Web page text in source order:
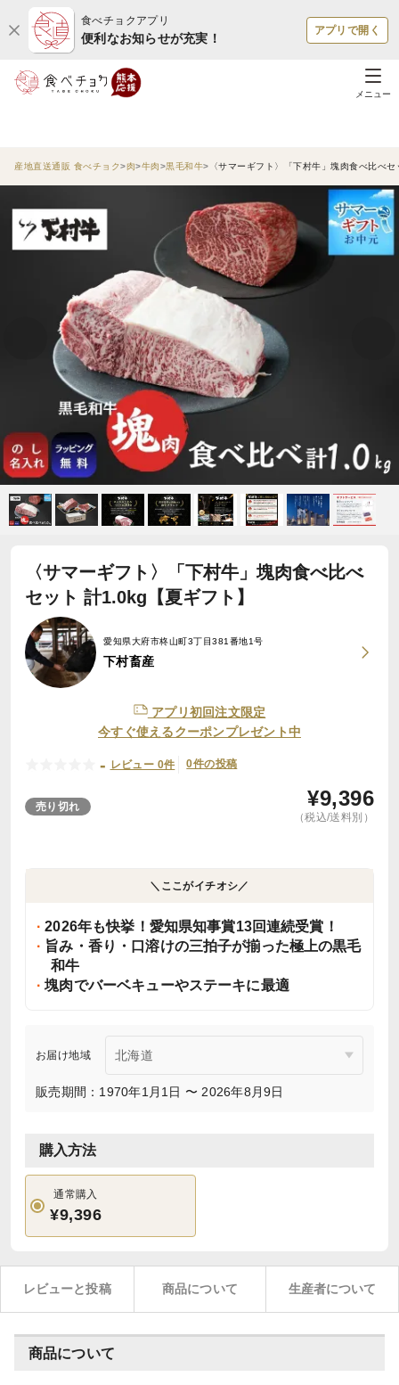
食べチョクアプリ
便利なお知らせが充実！
アプリで開く
メニュー
産地直送通販 食べチョク 肉 牛肉 黒毛和牛 〈サマーギフト〉「下村牛」塊肉食べ比べ
〈サマーギフト〉「下村牛」塊肉食べ比べ
セット 計1.0kg【夏ギフト】
愛知県大府市柊山町3丁目381番地1号
下村畜産
アプリ初回注文限定
今すぐ使えるクーポンプレゼント中
- レビュー 0件 0件の投稿
売り切れ ¥9,396
（税込/送料別）
＼ここがイチオシ／
2026年も快挙！愛知県知事賞13回連続受賞！
旨み・香り・口溶けの三拍子が揃った極上の黒毛
和牛
塊肉でバーベキューやステーキに最適
お届け地域
販売期間：1970年1月1日 〜 2026年8月9日
購入方法
通常購入
¥9,396
レビューと投稿 商品について 生産者について
商品について